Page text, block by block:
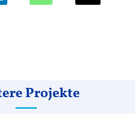
Projekte